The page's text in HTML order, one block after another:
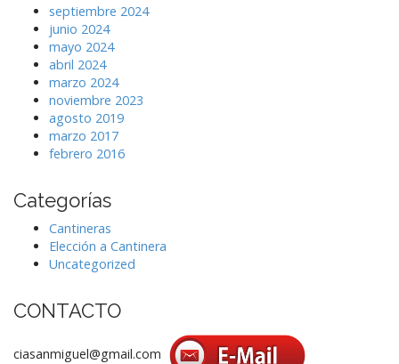
septiembre 2024
junio 2024
mayo 2024
abril 2024
marzo 2024
noviembre 2023
agosto 2019
marzo 2017
febrero 2016
Categorías
Cantineras
Elección a Cantinera
Uncategorized
CONTACTO
ciasanmiguel@gmail.com